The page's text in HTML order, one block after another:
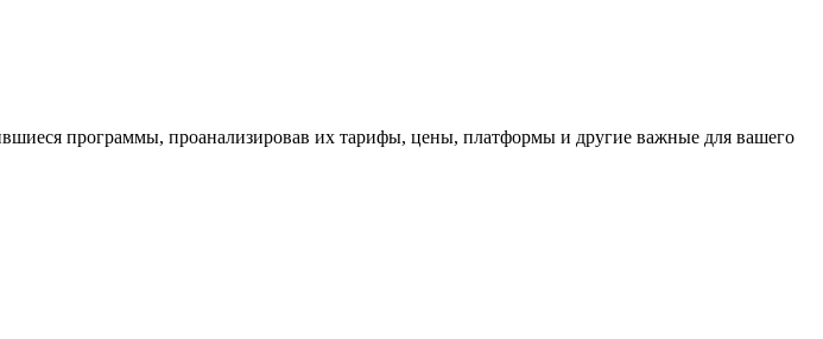
программы, проанализировав их тарифы, цены, платформы и другие важные для вашего